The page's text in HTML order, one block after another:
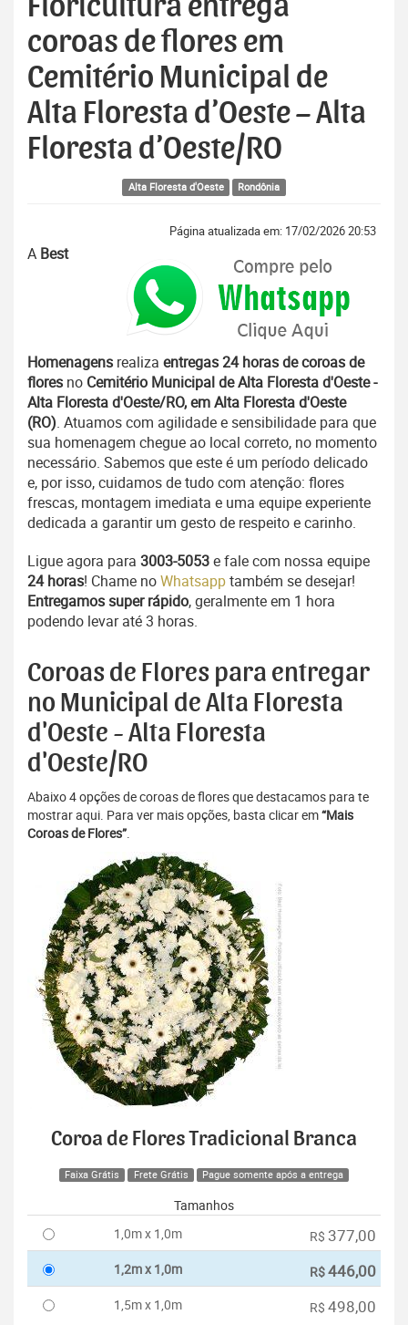
Floricultura entrega
coroas de flores em
Cemitério Municipal de
Alta Floresta d’Oeste – Alta
Floresta d’Oeste/RO
Alta Floresta d'Oeste Rondônia
Página atualizada em: 17/02/2026 20:53
A Best
Homenagens realiza entregas 24 horas de coroas de
flores no Cemitério Municipal de Alta Floresta d'Oeste -
Alta Floresta d'Oeste/RO, em Alta Floresta d'Oeste
(RO). Atuamos com agilidade e sensibilidade para que
sua homenagem chegue ao local correto, no momento
necessário. Sabemos que este é um período delicado
e, por isso, cuidamos de tudo com atenção: flores
frescas, montagem imediata e uma equipe experiente
dedicada a garantir um gesto de respeito e carinho.
Ligue agora para 3003-5053e fale com nossa equipe
24 horas! Chame noWhatsapptambém se desejar!
Entregamos super rápido, geralmente em 1 hora
podendo levar até 3 horas.
Coroas de Flores para entregar
no Municipal de Alta Floresta
d'Oeste - Alta Floresta
d'Oeste/RO
Abaixo 4 opções de coroas de flores que destacamos para te
mostrar aqui. Para ver mais opções, basta clicar em“Mais
Coroas de Flores”.
Coroa de Flores Tradicional Branca
Faixa Grátis Frete Grátis Pague somente após a entrega
Tamanhos
1,0m x 1,0m
R$ 377,00
1,2m x 1,0m R$446,00
1,5m x 1,0m R$ 498,00